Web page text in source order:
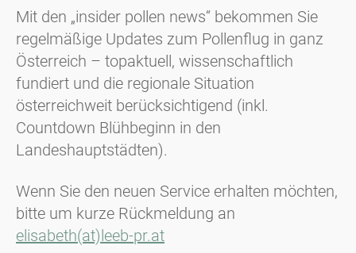
Mit den „insider pollen news“ bekommen Sie
regelmäßige Updates zum Pollenflug in ganz
Österreich – topaktuell, wissenschaftlich
fundiert und die regionale Situation
österreichweit berücksichtigend (inkl.
Countdown Blühbeginn in den
Landeshauptstädten).
Wenn Sie den neuen Service erhalten möchten,
bitte um kurze Rückmeldung an
elisabeth(at)leeb-pr.at